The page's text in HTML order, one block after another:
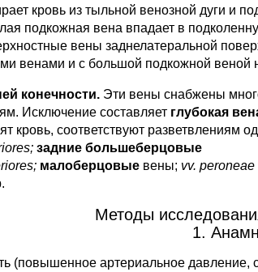
кровь из тыльной венозной дуги и
подкожная вена впадает в
вены заднелатеральной
венами и с большой подкож­ной веной
конечности. Эти вены снабжены
Исключение составляет глубокая
кровь, соответствуют разветвлениям
задние большеберцовые
малоберцовые вены; vv.
Методы
1.
(повышенное артериальное